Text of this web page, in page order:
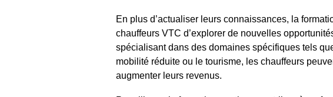
En plus d’actualiser leurs connaissances, la
chauffeurs VTC d’explorer de nouvelles
spécialisant dans des domaines spécifiques tels
mobilité réduite ou le tourisme, les chauffeurs
augmenter leurs revenus.